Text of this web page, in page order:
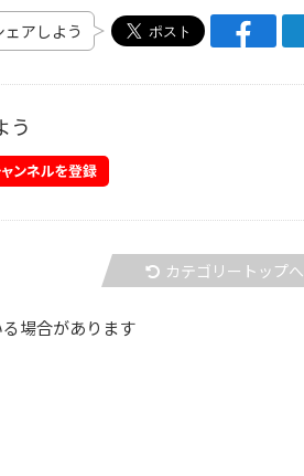
アしよう
う
カテゴリートップへ
場合があります